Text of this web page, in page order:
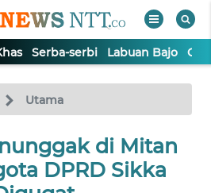
Serba-serbi Labuan Bajo
Utama
di Mitan
DPRD Sikka